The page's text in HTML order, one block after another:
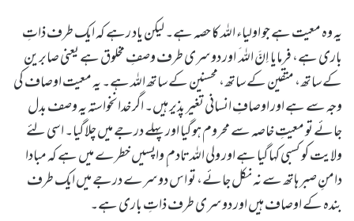
یہ وہ معیت ہے جو اولیاء اللہ کا حصہ ہے۔ لیکن یاد رہے کہ ایک طرف ذاتِ
باری ہے، فرمایا اِنَّ اللہ َ اور دوسری طرف وصفِ مخلوق ہے یعنی صابرین
کے ساتھ، متقین کے ساتھ، محسنین کے ساتھ اللہ ہے۔ یہ معیت اوصاف کی
وجہ سے ہے اور اوصافِ انسانی تغیر پذیر ہیں۔ اگر خدانخواستہ یہ وصف بدل
جائے تو معیتِ خاصہ سے محروم ہو گیا اور پہلے درجے میں چلا گیا۔ اسی لئے
ولایت کو کسبی کہا گیا ہے اور ولی اللہ تادم ِ واپسیں خطرے میں ہے کہ مبادا
دامنِ صبر ہاتھ سے نہ نکل جائے، تو اس دوسرے درجے میں ایک طرف
بندہ کے اوصاف ہیں اور دوسری طرف ذاتِ باری ہے۔